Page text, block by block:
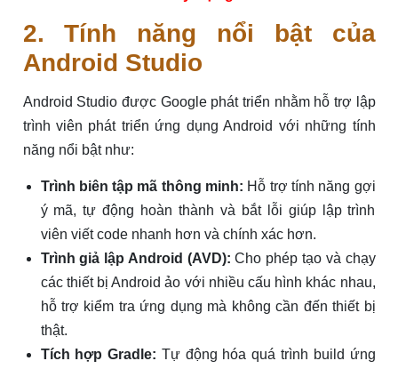
2. Tính năng nổi bật của
Android Studio
Android Studio được Google phát triển nhằm hỗ trợ lập
trình viên phát triển ứng dụng Android với những tính
năng nổi bật như:
Trình biên tập mã thông minh: Hỗ trợ tính năng gợi
ý mã, tự động hoàn thành và bắt lỗi giúp lập trình
viên viết code nhanh hơn và chính xác hơn.
Trình giả lập Android (AVD): Cho phép tạo và chạy
các thiết bị Android ảo với nhiều cấu hình khác nhau,
hỗ trợ kiểm tra ứng dụng mà không cần đến thiết bị
thật.
Tích hợp Gradle: Tự động hóa quá trình build ứng